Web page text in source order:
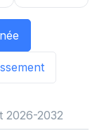
2026-2032